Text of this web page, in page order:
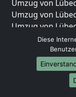
Umzug von
Umzug von
Umzug von
Umzug von
Umzug von
Umzug von
Umzüge-
Diese